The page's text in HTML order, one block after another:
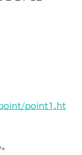
point1.ht